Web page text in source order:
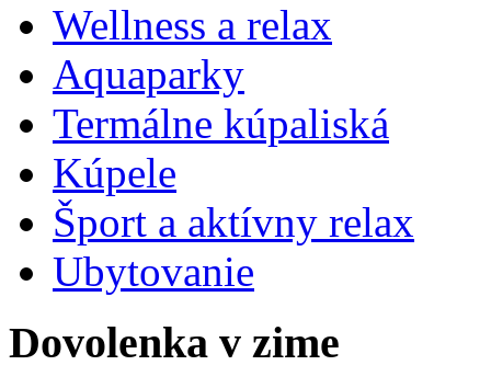
Wellness a relax
Aquaparky
Termálne kúpaliská
Kúpele
Šport a aktívny relax
Ubytovanie
Dovolenka v zime